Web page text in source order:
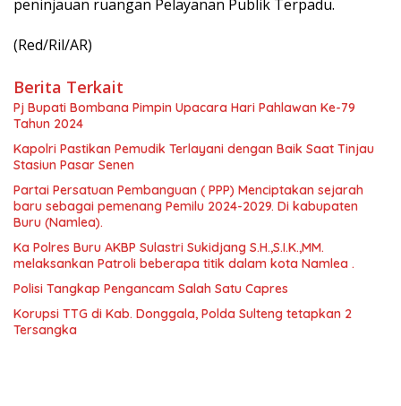
peninjauan ruangan Pelayanan Publik Terpadu.
(Red/Ril/AR)
Berita Terkait
Pj Bupati Bombana Pimpin Upacara Hari Pahlawan Ke-79
Tahun 2024
Kapolri Pastikan Pemudik Terlayani dengan Baik Saat Tinjau
Stasiun Pasar Senen
Partai Persatuan Pembanguan ( PPP) Menciptakan sejarah
baru sebagai pemenang Pemilu 2024-2029. Di kabupaten
Buru (Namlea).
Ka Polres Buru AKBP Sulastri Sukidjang S.H.,S.I.K.,MM.
melaksankan Patroli beberapa titik dalam kota Namlea .
Polisi Tangkap Pengancam Salah Satu Capres
Korupsi TTG di Kab. Donggala, Polda Sulteng tetapkan 2
Tersangka